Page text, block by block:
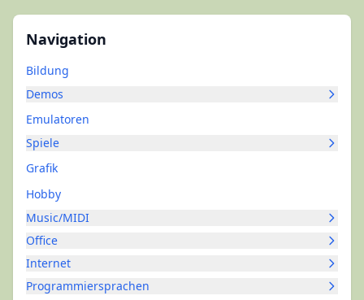
Navigation
Bildung
Demos
Emulatoren
Spiele
Grafik
Hobby
Music/MIDI
Office
Internet
Programmiersprachen